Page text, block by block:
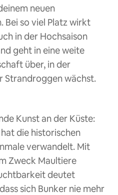
neuen
Bei so viel Platz wirkt
in der Hochsaison
geht in eine weite
über, in der
Strandroggen wächst.
Kunst an der Küste:
die historischen
verwandelt. Mit
Zweck Maultiere
deutet
sich Bunker nie mehr